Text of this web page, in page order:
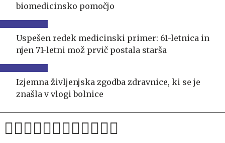
biomedicinsko pomočjo
Uspešen redek medicinski primer: 61-letnica in
njen 71-letni mož prvič postala starša
Izjemna življenjska zgodba zdravnice, ki se je
znašla v vlogi bolnice